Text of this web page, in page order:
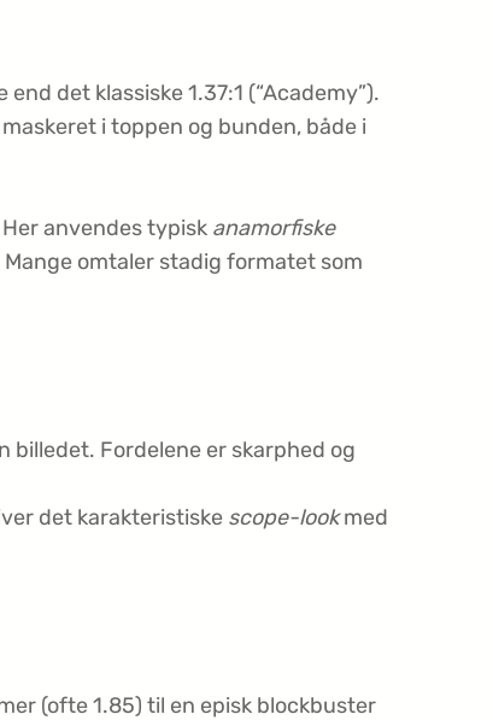
det klassiske 1.37:1 (“Academy”).
i toppen og bunden, både i
anvendes typisk anamorfiske
omtaler stadig formatet som
billedet. Fordelene er skarphed og
det karakteristiske scope-lookmed
(ofte 1.85) til en episk blockbuster